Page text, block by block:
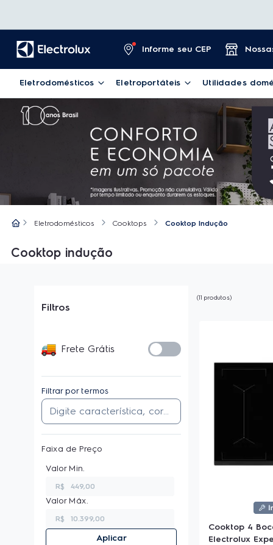
Informe seu CEP
Eletrodomésticos Eletroportáteis Utilidades
Eletrodomésticos Cooktops Cooktop Indução
Cooktop indução
Filtros
Frete Grátis
Filtrar por termos
Faixa de Preço
R$
R$
Aplicar
11 produtos
Cooktop 4
Electrolux